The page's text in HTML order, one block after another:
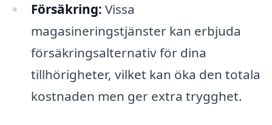
Försäkring: Vissa
magasineringstjänster kan erbjuda
försäkringsalternativ för dina
tillhörigheter, vilket kan öka den totala
kostnaden men ger extra trygghet.